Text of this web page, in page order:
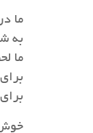
ما
به
ما
خوش